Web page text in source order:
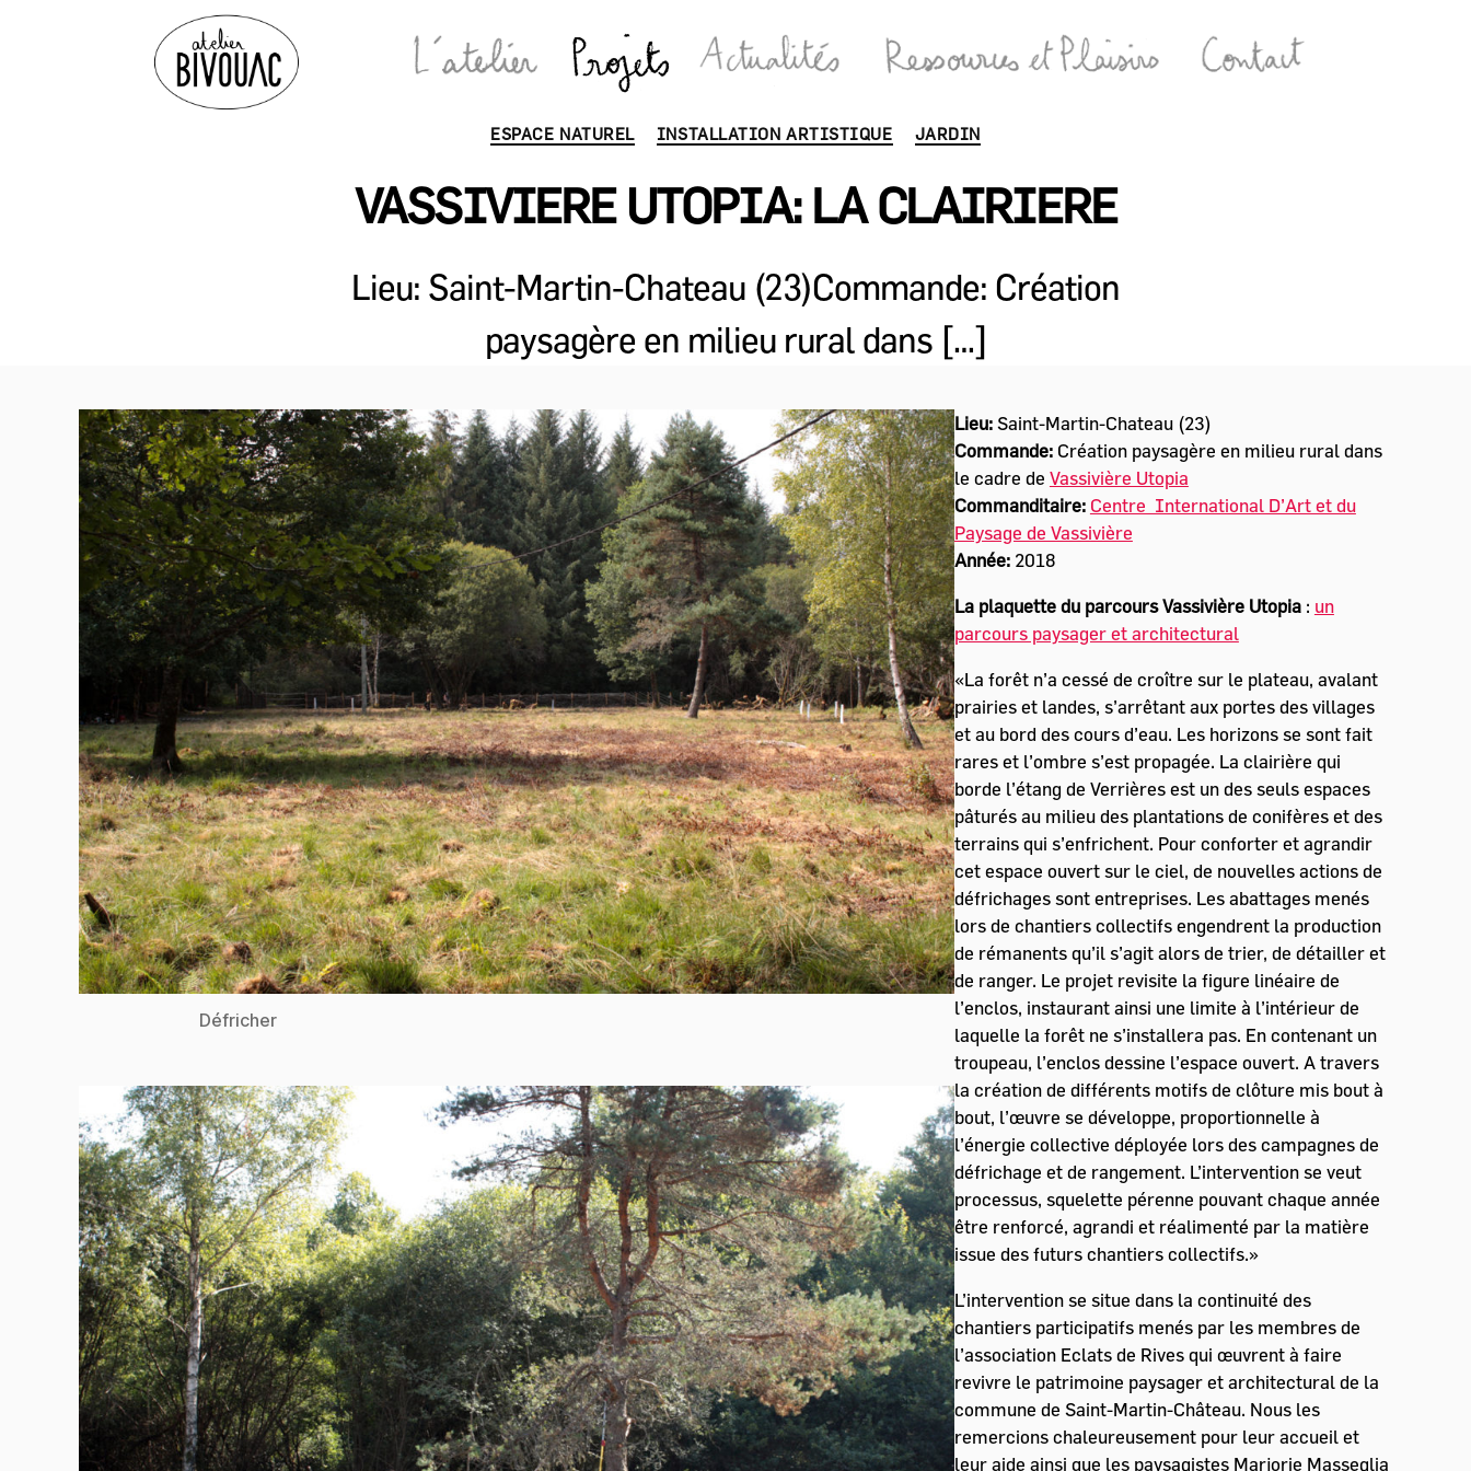
Catégories
ESPACE NATUREL INSTALLATION ARTISTIQUE JARDIN
VASSIVIERE UTOPIA: LA CLAIRIERE
Lieu: Saint-Martin-Chateau (23)Commande: Création
paysagère en milieu rural dans […]
Défricher
Lieu:Saint-Martin-Chateau (23)
Commande:Création paysagère en milieu rural dans
le cadre de Vassivière Utopia
Commanditaire: Centre International D’Art et du
Paysage de Vassivière
Année:2018
La plaquette du parcours Vassivière Utopia: un
parcours paysager et architectural
«La forêt n’a cessé de croître sur le plateau, avalant
prairies et landes, s’arrêtant aux portes des villages
et au bord des cours d’eau. Les horizons se sont fait
rares et l’ombre s’est propagée. La clairière qui
borde l’étang de Verrières est un des seuls espaces
pâturés au milieu des plantations de conifères et des
terrains qui s’enfrichent. Pour conforter et agrandir
cet espace ouvert sur le ciel, de nouvelles actions de
défrichages sont entreprises. Les abattages menés
lors de chantiers collectifs engendrent la production
de rémanents qu’il s’agit alors de trier, de détailler et
de ranger. Le projet revisite la figure linéaire de
l’enclos, instaurant ainsi une limite à l’intérieur de
laquelle la forêt ne s’installera pas. En contenant un
troupeau, l’enclos dessine l’espace ouvert. A travers
la création de différents motifs de clôture mis bout à
bout, l’œuvre se développe, proportionnelle à
l’énergie collective déployée lors des campagnes de
défrichage et de rangement. L’intervention se veut
processus, squelette pérenne pouvant chaque année
être renforcé, agrandi et réalimenté par la matière
issue des futurs chantiers collectifs.»
L’intervention se situe dans la continuité des
chantiers participatifs menés par les membres de
l’association Eclats de Rives qui œuvrent à faire
revivre le patrimoine paysager et architectural de la
commune de Saint-Martin-Château. Nous les
remercions chaleureusement pour leur accueil et
leur aide ainsi que les paysagistes Marjorie Masseglia